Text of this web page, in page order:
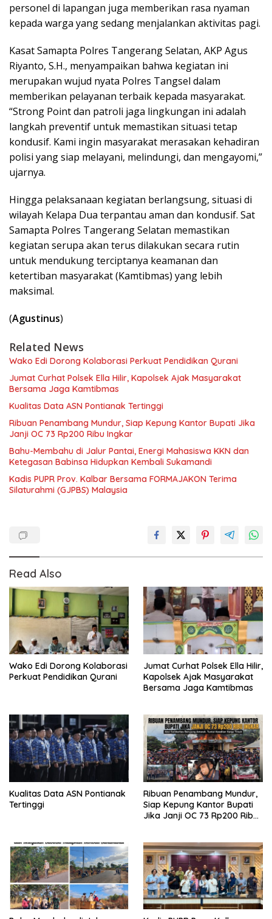
personel di lapangan juga memberikan rasa nyaman
kepada warga yang sedang menjalankan aktivitas pagi.
Kasat Samapta Polres Tangerang Selatan, AKP Agus
Riyanto, S.H., menyampaikan bahwa kegiatan ini
merupakan wujud nyata Polres Tangsel dalam
memberikan pelayanan terbaik kepada masyarakat.
“Strong Point dan patroli jaga lingkungan ini adalah
langkah preventif untuk memastikan situasi tetap
kondusif. Kami ingin masyarakat merasakan kehadiran
polisi yang siap melayani, melindungi, dan mengayomi,”
ujarnya.
Hingga pelaksanaan kegiatan berlangsung, situasi di
wilayah Kelapa Dua terpantau aman dan kondusif. Sat
Samapta Polres Tangerang Selatan memastikan
kegiatan serupa akan terus dilakukan secara rutin
untuk mendukung terciptanya keamanan dan
ketertiban masyarakat (Kamtibmas) yang lebih
maksimal.
(Agustinus)
Related News
Wako Edi Dorong Kolaborasi Perkuat Pendidikan Qurani
Jumat Curhat Polsek Ella Hilir, Kapolsek Ajak Masyarakat
Bersama Jaga Kamtibmas
Kualitas Data ASN Pontianak Tertinggi
Ribuan Penambang Mundur, Siap Kepung Kantor Bupati Jika
Janji OC 73 Rp200 Ribu Ingkar
Bahu-Membahu di Jalur Pantai, Energi Mahasiswa KKN dan
Ketegasan Babinsa Hidupkan Kembali Sukamandi
Kadis PUPR Prov. Kalbar Bersama FORMAJAKON Terima
Silaturahmi (GJPBS) Malaysia
Read Also
Wako Edi Dorong Kolaborasi
Perkuat Pendidikan Qurani
Jumat Curhat Polsek Ella Hilir,
Kapolsek Ajak Masyarakat
Bersama Jaga Kamtibmas
Kualitas Data ASN Pontianak
Tertinggi
Ribuan Penambang Mundur,
Siap Kepung Kantor Bupati
Jika Janji OC 73 Rp200 Ribu